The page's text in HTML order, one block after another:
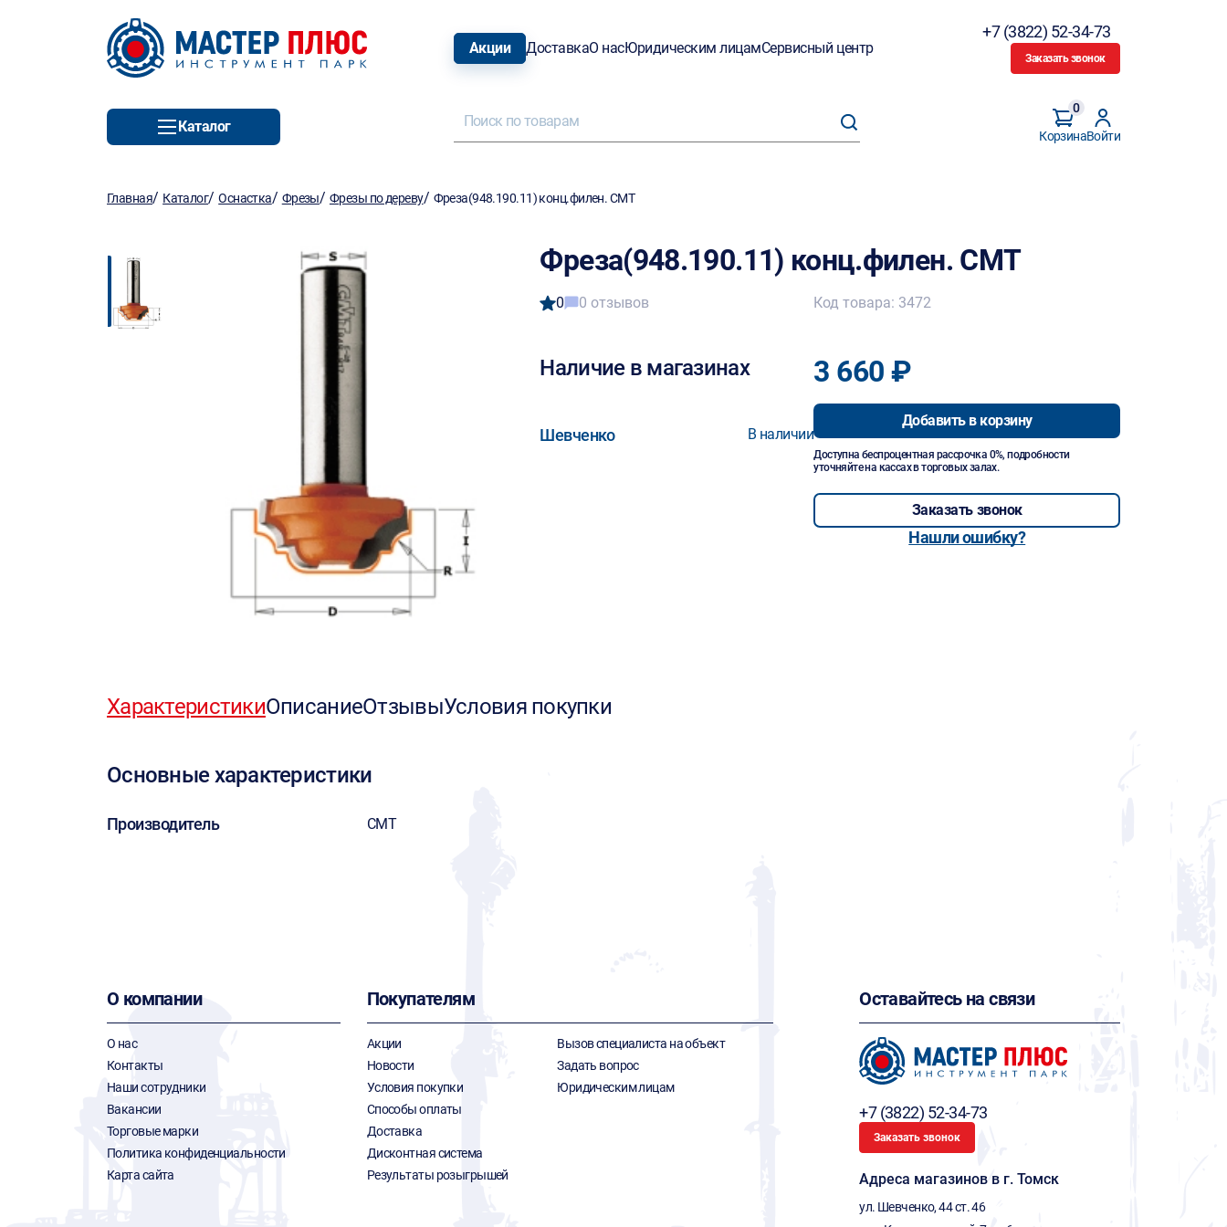
Акции ДоставкаО насЮридическим лицамСервисный центр
+7 (3822) 52-34-73
Заказать звонок
Каталог
Корзина
0
Войти
Главная/ Каталог/Оснастка/ Фрезы/ Фрезы по дереву/ Фреза(948.190.11) конц.филен. CMT
Фреза(948.190.11) конц.филен. CMT
0 0 отзывов
Наличие в магазинах
Шевченко В наличии
Код товара: 3472
3 660 ₽
Добавить в корзину
Доступна беспроцентная рассрочка 0%, подробности
уточняйте на кассах в торговых залах.
Заказать звонок
Нашли ошибку?
ХарактеристикиОписаниеОтзывыУсловия покупки
Основные характеристики
Производитель CMT
О компании
О нас
Контакты
Наши сотрудники
Вакансии
Торговые марки
Политика конфиденциальности
Карта сайта
Покупателям
Акции
Новости
Условия покупки
Способы оплаты
Доставка
Дисконтная система
Результаты розыгрышей
Вызов специалиста на объект
Задать вопрос
Юридическим лицам
Оставайтесь на связи
+7 (3822) 52-34-73
Заказать звонок
Адреса магазинов в г. Томск
ул. Шевченко, 44 ст. 46